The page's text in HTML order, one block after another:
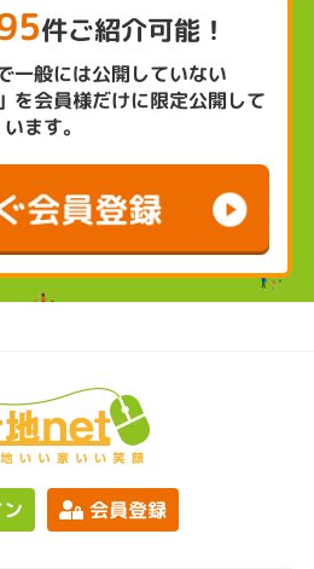
件ご紹介可能！
一般には公開していない
を会員様だけに限定公開して
います。
会員登録